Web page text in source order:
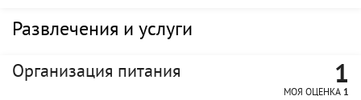
Развлечения и услуги
Организация питания 1
МОЯ ОЦЕНКА 1